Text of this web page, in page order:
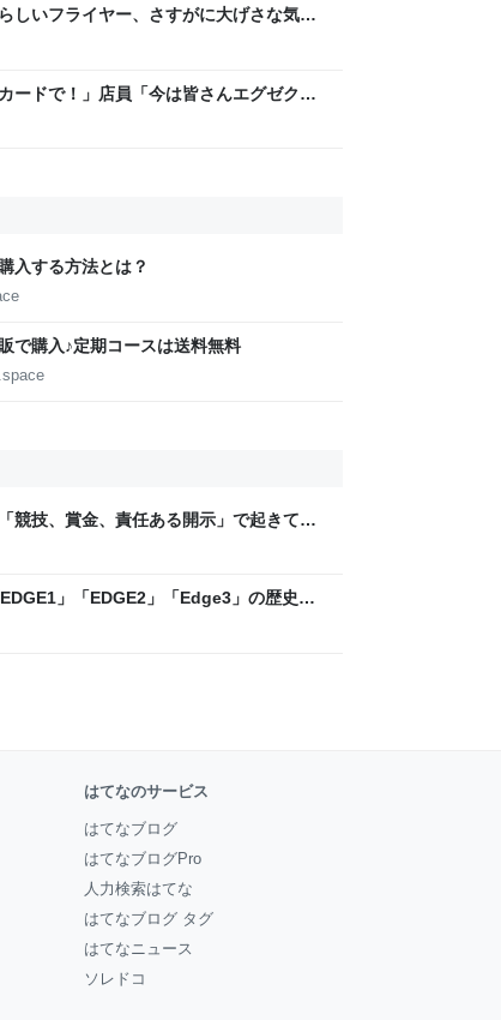
しいフライヤー、さすがに大げさな気が
んながみんな持ってるわけやないで。う
ードで！」店員「今は皆さんエグゼクテ
ストコのカード勧誘はやたら圧が強い
入する方法とは？
で購入♪定期コースは送料無料
技、賞金、責任ある開示」で起きてい
」「EDGE2」「Edge3」の歴史に
バテックLAB
はてなのサービス
はてなブログ
はてなブログPro
人力検索はてな
はてなブログ タグ
はてなニュース
ソレドコ